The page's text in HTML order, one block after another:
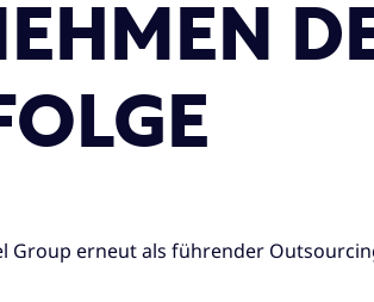
Group erneut als führender